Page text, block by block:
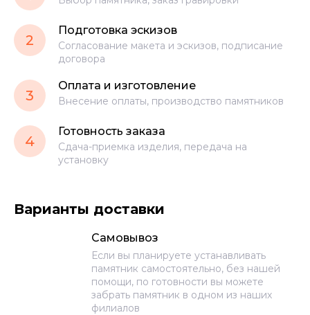
2
Подготовка эскизов
Согласование макета и эскизов, подписание
договора
3
Оплата и изготовление
Внесение оплаты, производство памятников
4
Готовность заказа
Сдача-приемка изделия, передача на
установку
Варианты доставки
Самовывоз
Если вы планируете устанавливать
памятник самостоятельно, без нашей
помощи, по готовности вы можете
забрать памятник в одном из наших
филиалов